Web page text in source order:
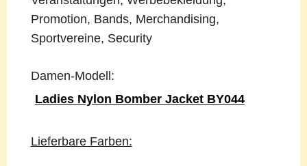
Promotion, Bands, Merchandising,
Sportvereine, Security
Damen-Modell:
Ladies Nylon Bomber Jacket BY044
Lieferbare Farben: